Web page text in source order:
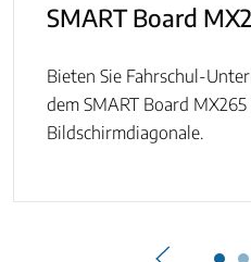
SMART Board
Bieten Sie Fahrschul-
dem SMART Board MX265
Bildschirmdiagonale.